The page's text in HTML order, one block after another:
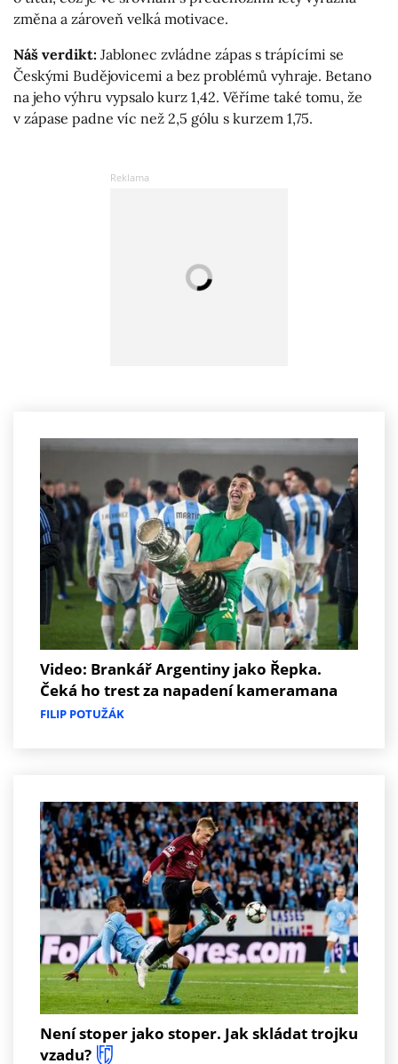
změna a zároveň velká motivace.
Náš verdikt: Jablonec zvládne zápas s trápícími se
Českými Budějovicemi a bez problémů vyhraje. Betano
na jeho výhru vypsalo kurz 1,42. Věříme také tomu, že
v zápase padne víc než 2,5 gólu s kurzem 1,75.
Video: Brankář Argentiny jako Řepka.
Čeká ho trest za napadení kameramana
FILIP POTUŽÁK
Není stoper jako stoper. Jak skládat trojku
vzadu?